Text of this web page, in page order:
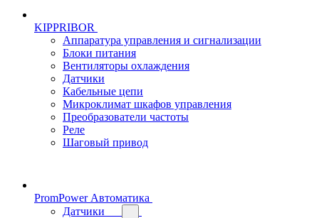
KIPPRIBOR
Аппаратура управления и сигнализации
Блоки питания
Вентиляторы охлаждения
Датчики
Кабельные цепи
Микроклимат шкафов управления
Преобразователи частоты
Реле
Шаговый привод
PromPower Автоматика
Датчики